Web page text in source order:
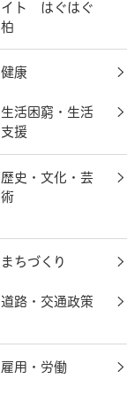
イト はぐはぐ
柏
健康
生活困窮・生活
支援
歴史・文化・芸
術
まちづくり
道路・交通政策
雇用・労働